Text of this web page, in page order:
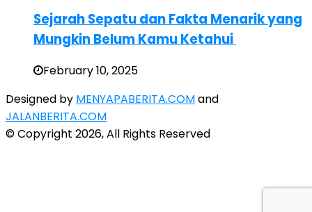
Sejarah Sepatu dan Fakta Menarik yang
Mungkin Belum Kamu Ketahui
February 10, 2025
Designed by MENYAPABERITA.COMand
JALANBERITA.COM
© Copyright 2026, All Rights Reserved